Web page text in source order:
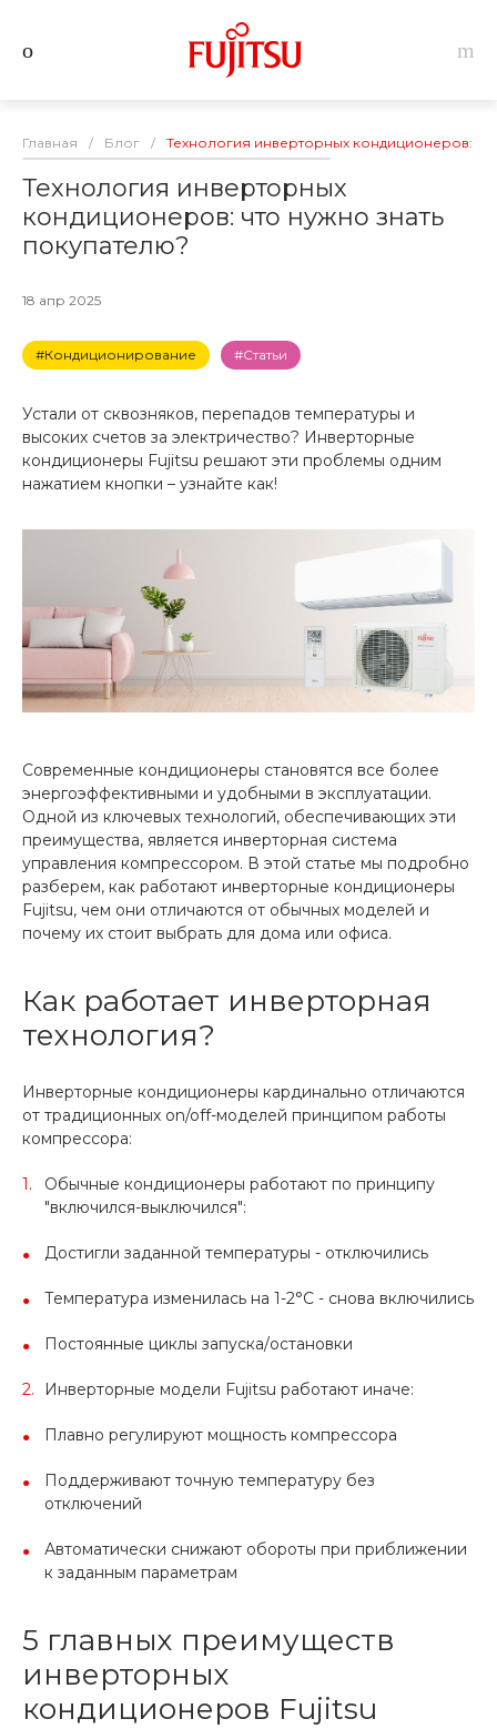
Главная / Блог / Технология инверторных кондиционеров:
Технология инверторных
кондиционеров: что нужно знать
покупателю?
18 апр 2025
#Кондиционирование #Статьи
Устали от сквозняков, перепадов температуры и
высоких счетов за электричество? Инверторные
кондиционеры Fujitsu решают эти проблемы одним
нажатием кнопки – узнайте как!
Современные кондиционеры становятся все более
энергоэффективными и удобными в эксплуатации.
Одной из ключевых технологий, обеспечивающих эти
преимущества, является инверторная система
управления компрессором. В этой статье мы подробно
разберем, как работают инверторные кондиционеры
Fujitsu, чем они отличаются от обычных моделей и
почему их стоит выбрать для дома или офиса.
Как работает инверторная
технология?
Инверторные кондиционеры кардинально отличаются
от традиционных on/off-моделей принципом работы
компрессора:
Обычные кондиционеры работают по принципу
"включился-выключился":
Достигли заданной температуры - отключились
Температура изменилась на 1-2°C - снова включились
Постоянные циклы запуска/остановки
Инверторные модели Fujitsu работают иначе:
Плавно регулируют мощность компрессора
Поддерживают точную температуру без
отключений
Автоматически снижают обороты при приближении
к заданным параметрам
5 главных преимуществ
инверторных
кондиционеров Fujitsu